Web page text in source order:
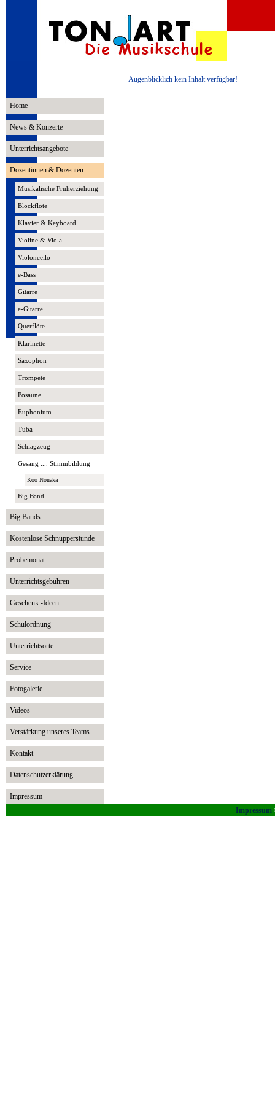
Home
News & Konzerte
Unterrichtsangebote
Dozentinnen & Dozenten
Musikalische Früherziehung
Blockflöte
Klavier & Keyboard
Violine & Viola
Violoncello
e-Bass
Gitarre
e-Gitarre
Querflöte
Klarinette
Saxophon
Trompete
Posaune
Euphonium
Tuba
Schlagzeug
Gesang .... Stimmbildung
Koo Nonaka
Big Band
Big Bands
Kostenlose Schnupperstunde
Probemonat
Unterrichtsgebühren
Geschenk -Ideen
Schulordnung
Unterrichtsorte
Service
Fotogalerie
Videos
Verstärkung unseres Teams
Kontakt
Datenschutzerklärung
Impressum
Augenblicklich kein Inhalt verfügbar!
Impressum